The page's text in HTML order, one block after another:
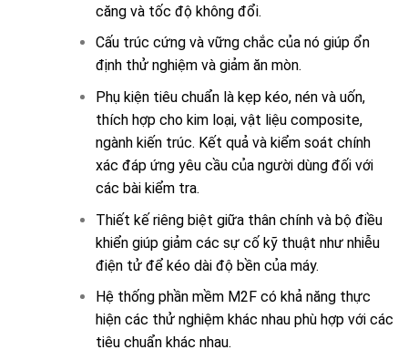
căng và tốc độ không đổi.
Cấu trúc cứng và vững chắc của nó giúp ổn
định thử nghiệm và giảm ăn mòn.
Phụ kiện tiêu chuẩn là kẹp kéo, nén và uốn,
thích hợp cho kim loại, vật liệu composite,
ngành kiến trúc. Kết quả và kiểm soát chính
xác đáp ứng yêu cầu của người dùng đối với
các bài kiểm tra.
Thiết kế riêng biệt giữa thân chính và bộ điều
khiển giúp giảm các sự cố kỹ thuật như nhiễu
điện tử để kéo dài độ bền của máy.
Hệ thống phần mềm M2F có khả năng thực
hiện các thử nghiệm khác nhau phù hợp với các
tiêu chuẩn khác nhau.